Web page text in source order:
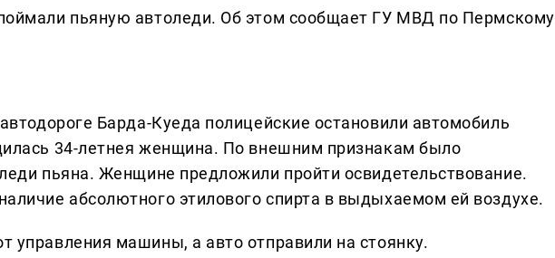
пьяную автоледи. Об этом сообщает ГУ МВД по Пермскому
Барда-Куеда полицейские остановили автомобиль
34-летнея женщина. По внешним признакам было
пьяна. Женщине предложили пройти освидетельствование.
абсолютного этилового спирта в выдыхаемом ей воздухе.
управления машины, а авто отправили на стоянку.